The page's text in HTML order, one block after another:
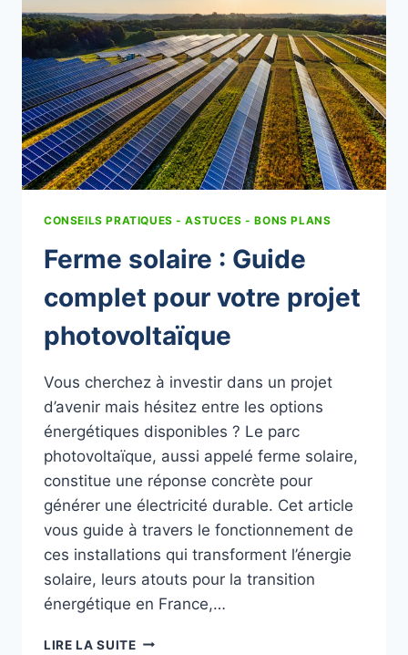
VOS
REVENUS
CONSEILS PRATIQUES - ASTUCES - BONS PLANS
Ferme solaire : Guide
complet pour votre projet
photovoltaïque
Vous cherchez à investir dans un projet
d’avenir mais hésitez entre les options
énergétiques disponibles ? Le parc
photovoltaïque, aussi appelé ferme solaire,
constitue une réponse concrète pour
générer une électricité durable. Cet article
vous guide à travers le fonctionnement de
ces installations qui transforment l’énergie
solaire, leurs atouts pour la transition
énergétique en France,…
LIRE LA SUITE FERME